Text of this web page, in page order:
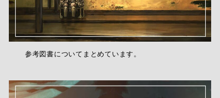
参考図書についてまとめています。